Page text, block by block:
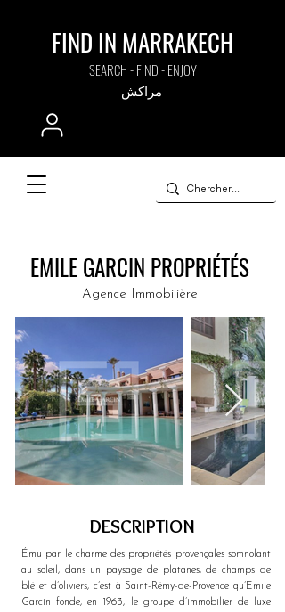
FIND IN MARRAKECH
SEARCH - FIND - ENJOY
مراكش
EMILE GARCIN PROPRIÉTÉS
Agence Immobilière
DESCRIPTION
Ému par le charme des propriétés provençales somnolant
au soleil, dans un paysage de platanes, de champs de
blé et d’oliviers, c’est à Saint-Rémy-de-Provence qu’Emile
Garcin fonde, en 1963, le groupe d’immobilier de luxe